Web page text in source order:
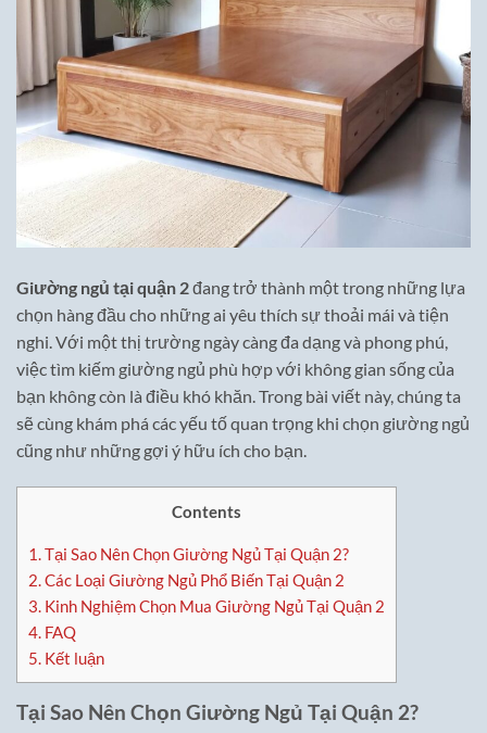
Giường ngủ tại quận 2đang trở thành một trong những lựa
chọn hàng đầu cho những ai yêu thích sự thoải mái và tiện
nghi. Với một thị trường ngày càng đa dạng và phong phú,
việc tìm kiếm giường ngủ phù hợp với không gian sống của
bạn không còn là điều khó khăn. Trong bài viết này, chúng ta
sẽ cùng khám phá các yếu tố quan trọng khi chọn giường ngủ
cũng như những gợi ý hữu ích cho bạn.
Contents
1.Tại Sao Nên Chọn Giường Ngủ Tại Quận 2?
2.Các Loại Giường Ngủ Phổ Biến Tại Quận 2
3. Kinh Nghiệm Chọn Mua Giường Ngủ Tại Quận 2
4. FAQ
5. Kết luận
Tại Sao Nên Chọn Giường Ngủ Tại Quận 2?